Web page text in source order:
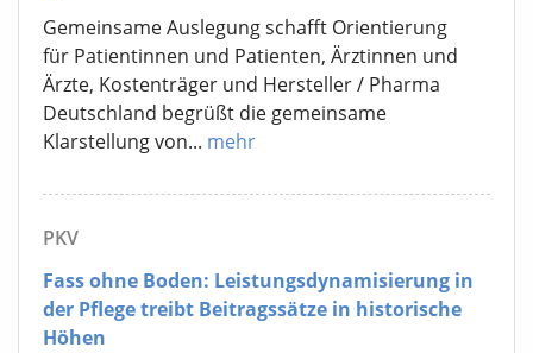
Gemeinsame Auslegung schafft Orientierung
für Patientinnen und Patienten, Ärztinnen und
Ärzte, Kostenträger und Hersteller / Pharma
Deutschland begrüßt die gemeinsame
Klarstellung von... mehr
PKV
Fass ohne Boden: Leistungsdynamisierung in
der Pflege treibt Beitragssätze in historische
Höhen